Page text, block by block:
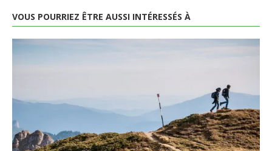
VOUS POURRIEZ ÊTRE AUSSI INTÉRESSÉS À